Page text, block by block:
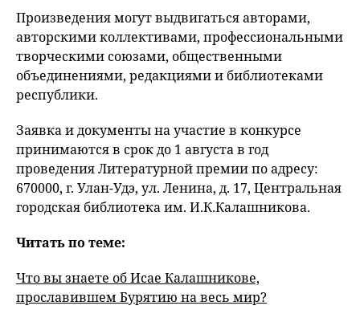
Произведения могут выдвигаться авторами,
авторскими коллективами, профессиональными
творческими союзами, общественными
объединениями, редакциями и библиотеками
республики.
Заявка и документы на участие в конкурсе
принимаются в срок до 1 августа в год
проведения Литературной премии по адресу:
670000, г. Улан-Удэ, ул. Ленина, д. 17, Центральная
городская библиотека им. И.К.Калашникова.
Читать по теме:
Что вы знаете об Исае Калашникове,
прославившем Бурятию на весь мир?